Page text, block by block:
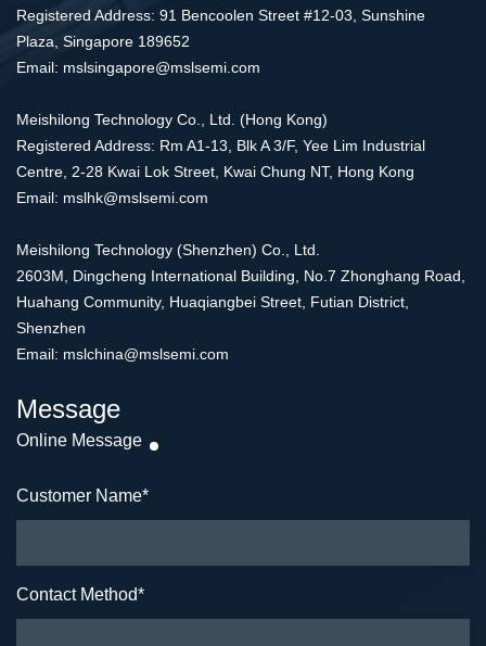
Registered Address: 91 Bencoolen Street #12-03, Sunshine
Plaza, Singapore 189652
Email: mslsingapore@mslsemi.com
Meishilong Technology Co., Ltd. (Hong Kong)
Registered Address: Rm A1-13, Blk A 3/F, Yee Lim Industrial
Centre, 2-28 Kwai Lok Street, Kwai Chung NT, Hong Kong
Email: mslhk@mslsemi.com
Meishilong Technology (Shenzhen) Co., Ltd.
2603M, Dingcheng International Building, No.7 Zhonghang Road,
Huahang Community, Huaqiangbei Street, Futian District,
Shenzhen
Email: mslchina@mslsemi.com
Message
Online Message
Customer Name*
Contact Method*